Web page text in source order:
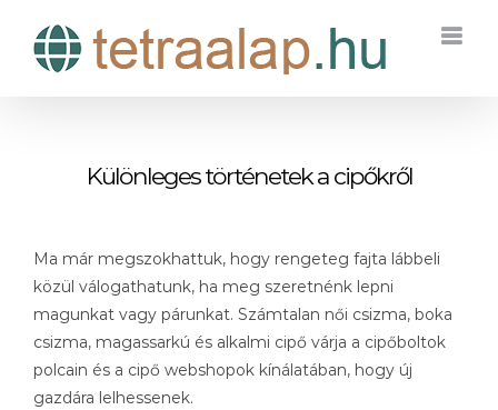
Különleges történetek a cipőkről
Ma már megszokhattuk, hogy rengeteg fajta lábbeli
közül válogathatunk, ha meg szeretnénk lepni
magunkat vagy párunkat. Számtalan női csizma, boka
csizma, magassarkú és alkalmi cipő várja a cipőboltok
polcain és a cipő webshopok kínálatában, hogy új
gazdára lelhessenek.